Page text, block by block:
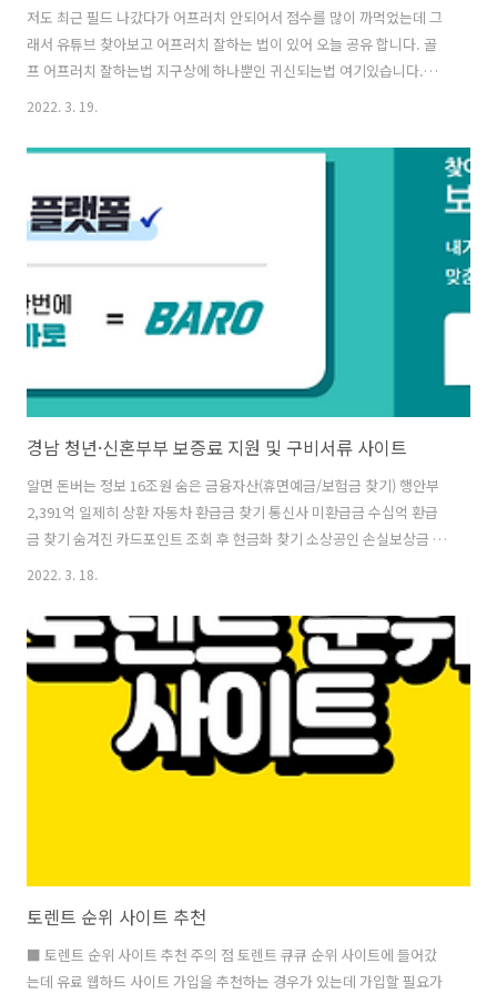
저도 최근 필드 나갔다가 어프러치 안되어서 점수를 많이 까먹었는데 그
래서 유튜브 찾아보고 어프러치 잘하는 법이 있어 오늘 공유 합니다. 골
프 어프러치 잘하는법 지구상에 하나뿐인 귀신되는법 여기있습니다.
https://youtu.be/EsaCbTz1Zws 내기골프 어프러치 잘못된 선택으로
https://youtu.be/vmNRvv9OVf8 어프러치 15미터이내의칩샷 이렇
폰 받기 👍갤럭시 S22 최신 스마트폰 특가 이벤트 👍가족사진 무료촬영
이벤트 👍친구3명 같은 로또번호 구매 후 71억 당첨 인증 후기
2022. 3. 19.
경남 청년·신혼부부 보증료 지원 및 구비서류 사이트
알면 돈버는 정보 16조원 숨은 금융자산(휴면예금/보험금 찾기) 행안부
2,391억 일제히 상환 자동차 환급금 찾기 통신사 미환급금 수십억 환급
금 찾기 숨겨진 카드포인트 조회 후 현금화 찾기 소상공인 손실보상금 찾
기 최저금리로 대출하는 방법 총정리 교육급여 교육비 학습특별지원금
료란? 주거용 주택의 전세 임차인이 보험에 가입함으로써 전세주택의 경
매, 공매가 실시되어 전세 임차인이 전세금을 반환 받지 못하거나, 전세
계약의 해지 또는 종료되었을 때 전세금을 반환 받지 못함으로써 전세임
차인 입은 손해를 보상하는 보험료 ✅ 보증기관 주택도시보증공사(HUG)
- 전세보증금반환보증, 서울보증(SGI) - 전세금보장신용보험(개인용) 한
국주택금융공사(..
2022. 3. 18.
토렌트 순위 사이트 추천
■ 토렌트 순위 사이트 추천 주의 점 토렌트 큐큐 순위 사이트에 들어갔
는데 유료 웹하드 사이트 가입을 추천하는 경우가 있는데 가입할 필요가